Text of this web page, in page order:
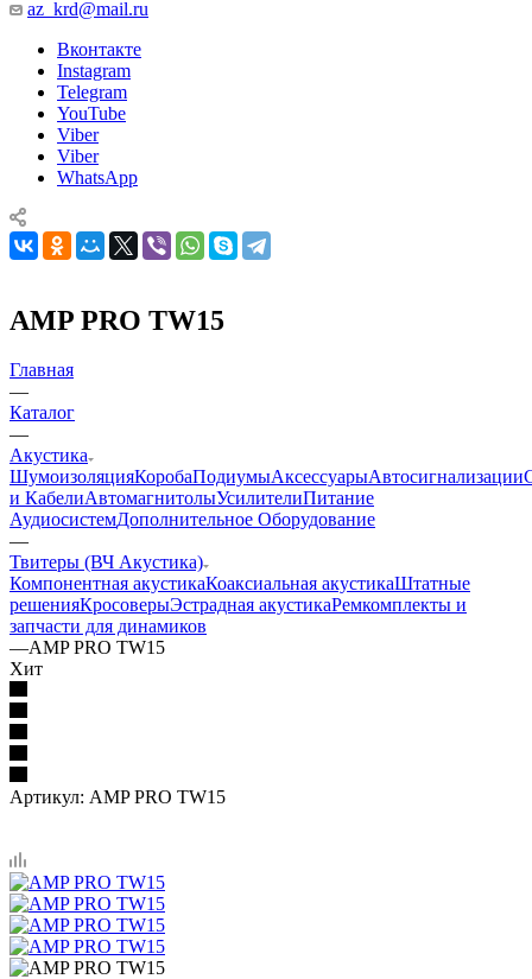
az_krd@mail.ru
Вконтакте
Instagram
Telegram
YouTube
Viber
Viber
WhatsApp
AMP PRO TW15
Главная
—
Каталог
—
Акустика
ШумоизоляцияКоробаПодиумыАксессуарыАвтосигнализации
и КабелиАвтомагнитолыУсилителиПитание
АудиосистемДополнительное Оборудование
—
Твитеры (ВЧ Акустика)
Компонентная акустикаКоаксиальная акустикаШтатные
решенияКросоверыЭстрадная акустикаРемкомплекты и
запчасти для динамиков
—AMP PRO TW15
Хит
Артикул: AMP PRO TW15